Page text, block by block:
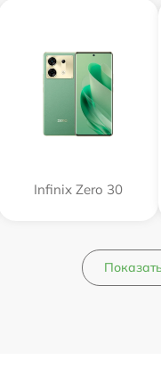
Infinix Zero 30